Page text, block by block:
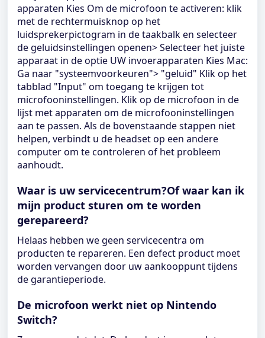
apparaten Kies Om de microfoon te activeren: klik
met de rechtermuisknop op het
luidsprekerpictogram in de taakbalk en selecteer
de geluidsinstellingen openen> Selecteer het juiste
apparaat in de optie UW invoerapparaten Kies Mac:
Ga naar "systeemvoorkeuren"> "geluid" Klik op het
tabblad "Input" om toegang te krijgen tot
microfooninstellingen. Klik op de microfoon in de
lijst met apparaten om de microfooninstellingen
aan te passen. Als de bovenstaande stappen niet
helpen, verbindt u de headset op een andere
computer om te controleren of het probleem
aanhoudt.
Waar is uw servicecentrum?Of waar kan ik
mijn product sturen om te worden
gerepareerd?
Helaas hebben we geen servicecentra om
producten te repareren. Een defect product moet
worden vervangen door uw aankooppunt tijdens
de garantieperiode.
De microfoon werkt niet op Nintendo
Switch?